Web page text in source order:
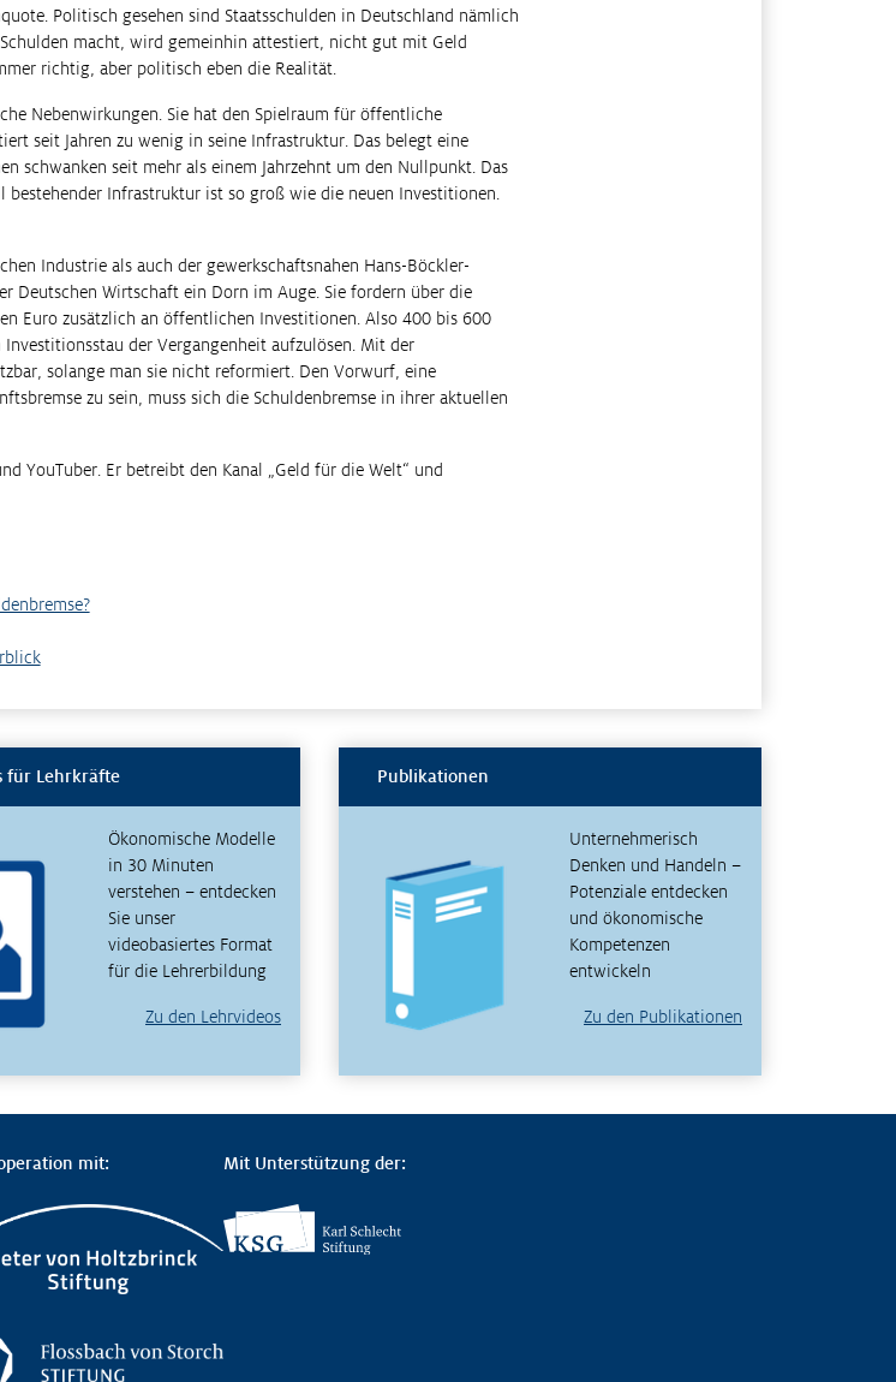
Politisch gesehen sind Staatsschulden in Deutschland nämlich
macht, wird gemeinhin attestiert, nicht gut mit Geld
richtig, aber politisch eben die Realität.
Nebenwirkungen. Sie hat den Spielraum für öffentliche
seit Jahren zu wenig in seine Infrastruktur. Das belegt eine
schwanken seit mehr als einem Jahrzehnt um den Nullpunkt. Das
Infrastruktur ist so groß wie die neuen Investitionen.
Industrie als auch der gewerkschaftsnahen Hans-Böckler-
Deutschen Wirtschaft ein Dorn im Auge. Sie fordern über die
Euro zusätzlich an öffentlichen Investitionen. Also 400 bis 600
der Vergangenheit aufzulösen. Mit der
solange man sie nicht reformiert. Den Vorwurf, eine
zu sein, muss sich die Schuldenbremse in ihrer aktuellen
YouTuber. Er betreibt den Kanal „Geld für die Welt“ und
für Lehrkräfte
Ökonomische Modelle
in 30 Minuten
verstehen – entdecken
Sie unser
videobasiertes Format
für die Lehrerbildung
Zu den Lehrvideos
Publikationen
Unternehmerisch
Denken und Handeln –
Potenziale entdecken
und ökonomische
Kompetenzen
entwickeln
Zu den Publikationen
mit: Mit Unterstützung der: